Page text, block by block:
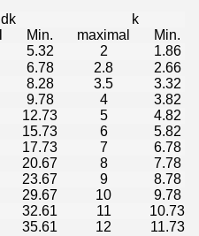
dk
k
Min. maximal
Min.
5.32 2
1.86
6.78 2.8
2.66
8.28 3.5
3.32
9.78 4
3.82
12.73 5
4.82
15.73 6
5.82
17.73 7
6.78
20.67 8
7.78
23.67 9
8.78
29.67 10
9.78
32.61 11
10.73
35.61 12 11.73